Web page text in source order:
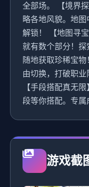
全部场。 【境界
略各地风貌。地
解锁！ 【地图寻
就有数个部分！
随地获取珍稀宝
由切换，打破职业
【手段搭配真无
段等你搭配。专属
游戏截